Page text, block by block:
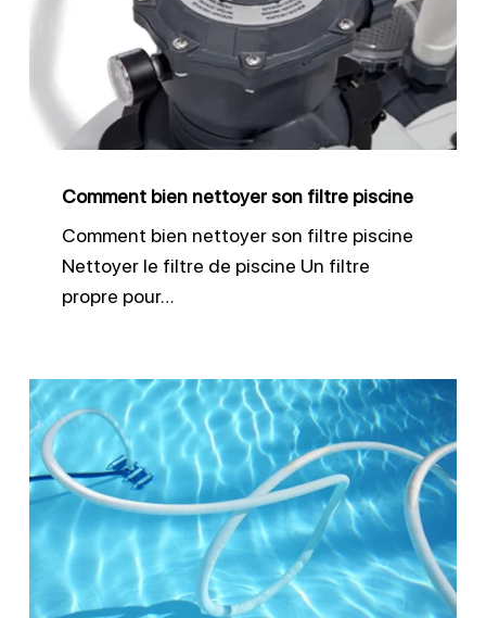
piscine
Comment bien nettoyer son filtre piscine
Comment bien nettoyer son filtre piscine
Nettoyer le filtre de piscine Un filtre
propre pour…
Nettoyer
le
fond
d’une
piscine
robot